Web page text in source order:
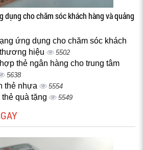
dụng cho chăm sóc khách hàng và quảng
ứng dụng cho chăm sóc khách
hiệu
5502
thẻ ngân hàng cho trung tâm
5638
thẻ nhựa 5554
thẻ quà tặng 5549